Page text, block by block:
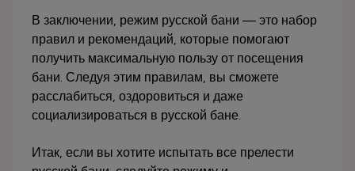
В заключении, режим русской бани — это набор
правил и рекомендаций, которые помогают
получить максимальную пользу от посещения
бани. Следуя этим правилам, вы сможете
расслабиться, оздоровиться и даже
социализироваться в русской бане.
Итак, если вы хотите испытать все прелести